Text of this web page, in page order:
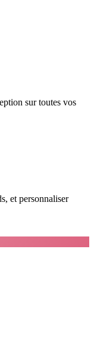
sur toutes vos
et personnaliser